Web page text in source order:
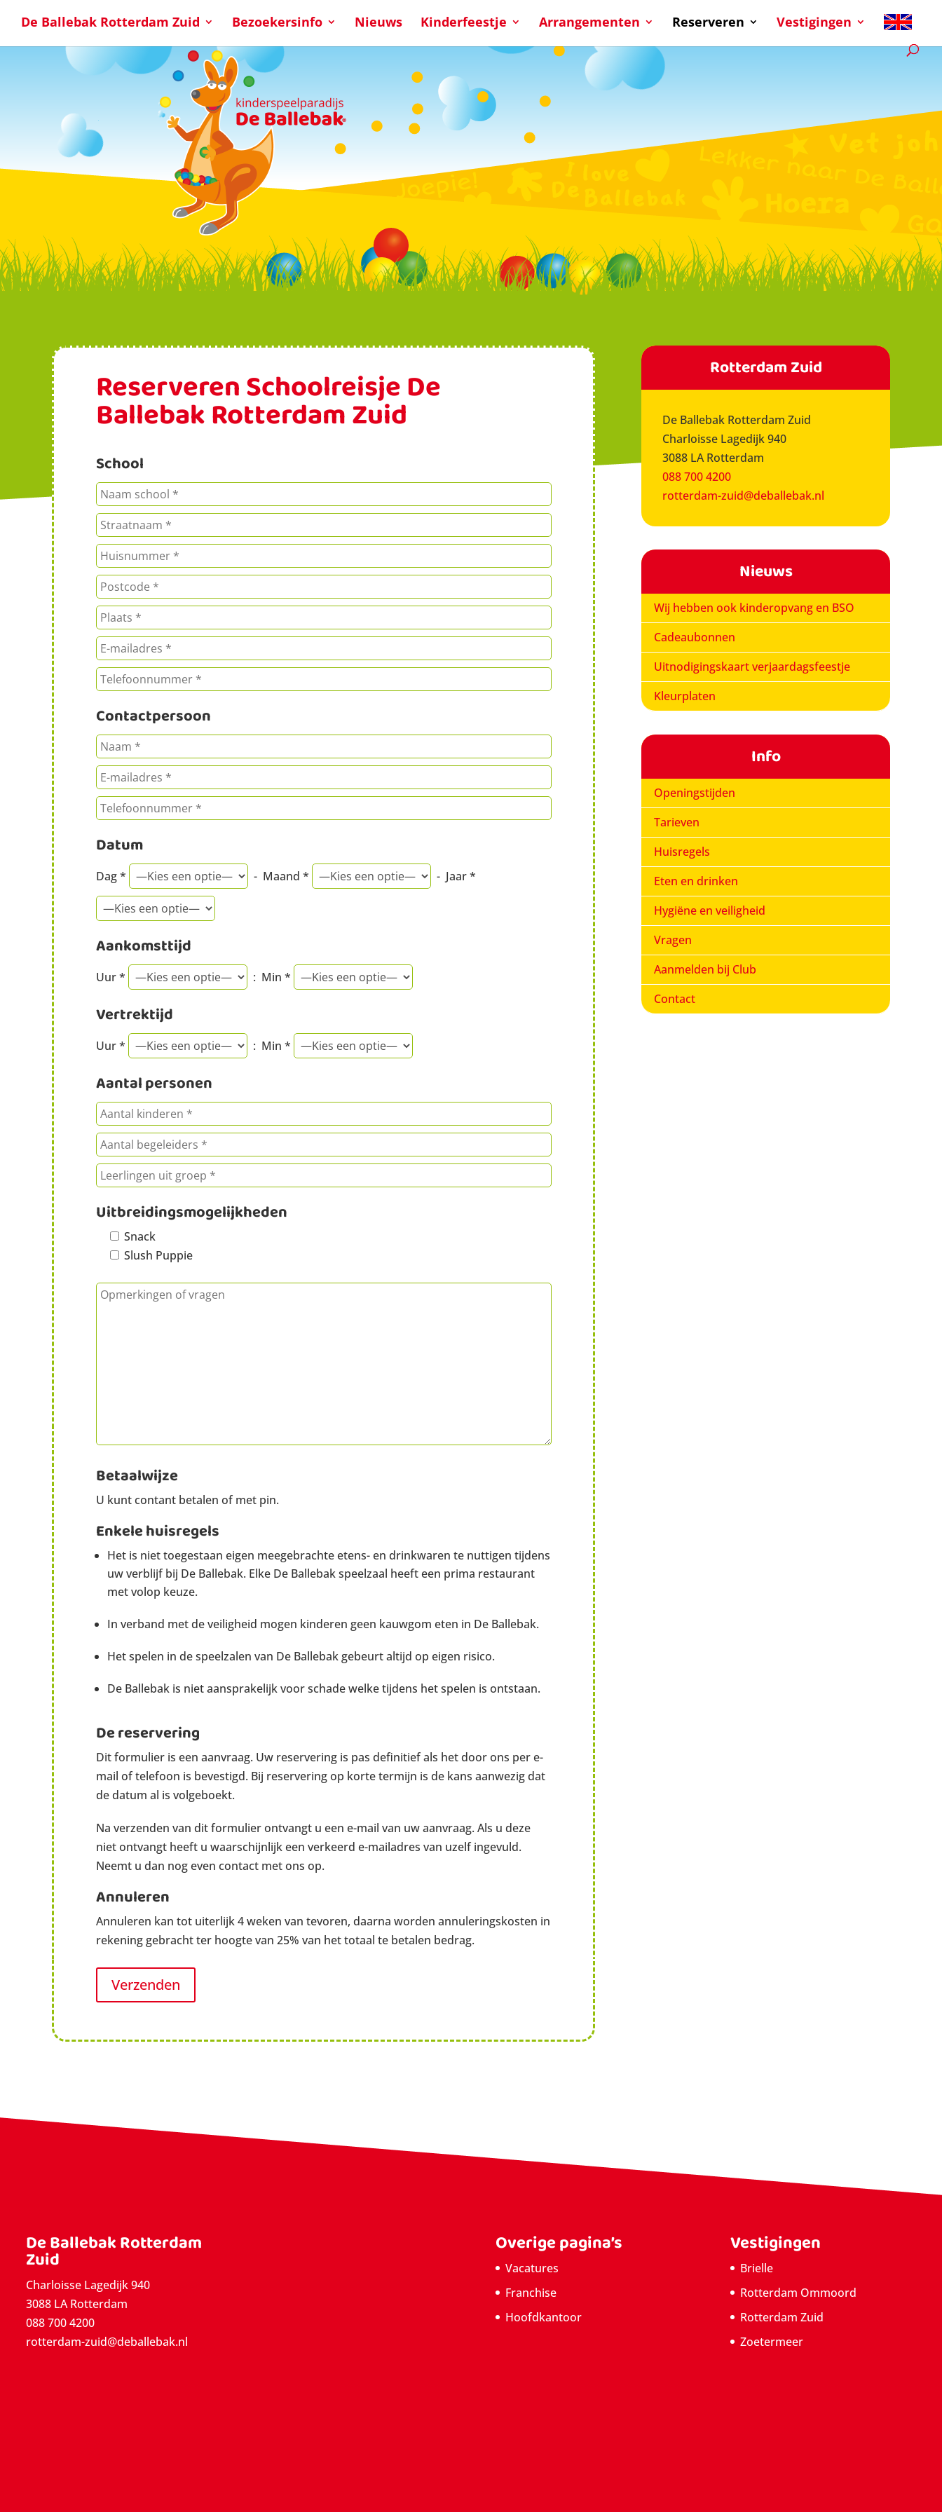
De Ballebak Rotterdam Zuid Bezoekersinfo Nieuws Kinderfeestje Arrangementen Reserveren Vestigingen
Reserveren Schoolreisje De
Ballebak Rotterdam Zuid
School
Contactpersoon
Datum
Dag * - Maand * - Jaar *
Aankomsttijd
Uur * : Min *
Vertrektijd
Uur * : Min *
Aantal personen
Uitbreidingsmogelijkheden
Snack
Slush Puppie
Betaalwijze
U kunt contant betalen of met pin.
Enkele huisregels
Het is niet toegestaan eigen meegebrachte etens- en drinkwaren te nuttigen tijdens
uw verblijf bij De Ballebak. Elke De Ballebak speelzaal heeft een prima restaurant
met volop keuze.
In verband met de veiligheid mogen kinderen geen kauwgom eten in De Ballebak.
Het spelen in de speelzalen van De Ballebak gebeurt altijd op eigen risico.
De Ballebak is niet aansprakelijk voor schade welke tijdens het spelen is ontstaan.
De reservering
Dit formulier is een aanvraag. Uw reservering is pas definitief als het door ons per e-
mail of telefoon is bevestigd. Bij reservering op korte termijn is de kans aanwezig dat
de datum al is volgeboekt.
Na verzenden van dit formulier ontvangt u een e-mail van uw aanvraag. Als u deze
niet ontvangt heeft u waarschijnlijk een verkeerd e-mailadres van uzelf ingevuld.
Neemt u dan nog even contact met ons op.
Annuleren
Annuleren kan tot uiterlijk 4 weken van tevoren, daarna worden annuleringskosten in
rekening gebracht ter hoogte van 25% van het totaal te betalen bedrag.
Rotterdam Zuid
De Ballebak Rotterdam Zuid
Charloisse Lagedijk 940
3088 LA Rotterdam
088 700 4200
rotterdam-zuid@deballebak.nl
Nieuws
Wij hebben ook kinderopvang en BSO
Cadeaubonnen
Uitnodigingskaart verjaardagsfeestje
Kleurplaten
Info
Openingstijden
Tarieven
Huisregels
Eten en drinken
Hygiëne en veiligheid
Vragen
Aanmelden bij Club
Contact
De Ballebak Rotterdam
Zuid
Charloisse Lagedijk 940
3088 LA Rotterdam
088 700 4200
rotterdam-zuid@deballebak.nl
Overige pagina’s
Vacatures
Franchise
Hoofdkantoor
Vestigingen
Brielle
Rotterdam Ommoord
Rotterdam Zuid
Zoetermeer